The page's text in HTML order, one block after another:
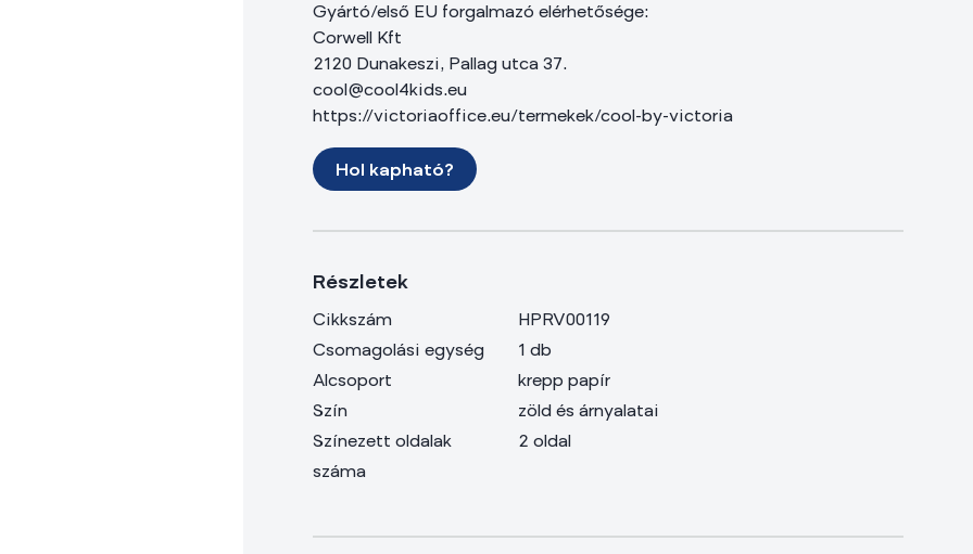
Gyártó/első EU forgalmazó elérhetősége:
Corwell Kft
2120 Dunakeszi, Pallag utca 37.
cool@cool4kids.eu
https://victoriaoffice.eu/termekek/cool-by-victoria
Hol kapható?
Részletek
Cikkszám
HPRV00119
Csomagolási egység
1 db
Alcsoport
krepp papír
Szín
zöld és árnyalatai
Színezett oldalak
száma
2 oldal